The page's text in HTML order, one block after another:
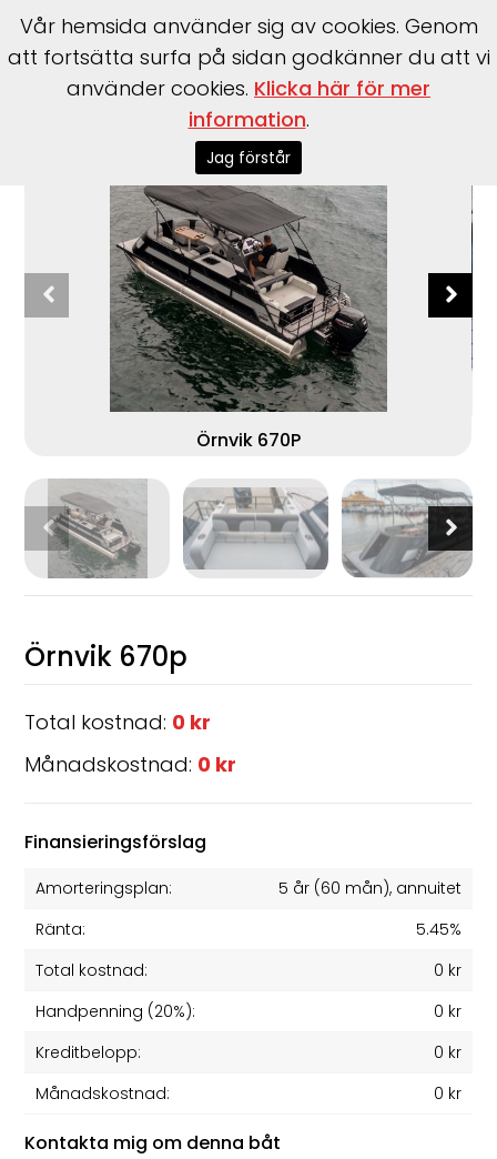
> 670p
Örnvik 670P
Örnvik 670p
Total kostnad: 0 kr
Månadskostnad: 0 kr
Finansieringsförslag
Amorteringsplan: 5 år(60 mån), annuitet
Ränta:
5.45%
Total kostnad:
0 kr
Handpenning (20%):
0 kr
Kreditbelopp:
0 kr
Månadskostnad:
0 kr
Kontakta mig om denna båt
Vår hemsida använder sig av cookies. Genom
att fortsätta surfa på sidan godkänner du att vi
använder cookies. Klicka här för mer
information.
Jag förstår